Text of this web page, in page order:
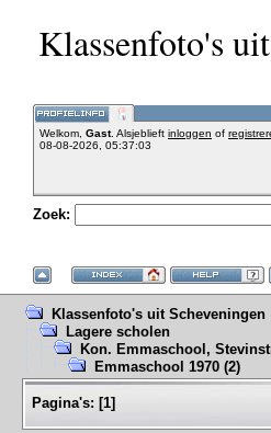
Klassenfoto's
Welkom, Gast. Alsjeblieft inloggen of
08-08-2026, 05:37:03
Zoek:
Klassenfoto's uit Scheveningen
Lagere scholen
Kon. Emmaschool,
Emmaschool 1970 (2)
Pagina's: [1]